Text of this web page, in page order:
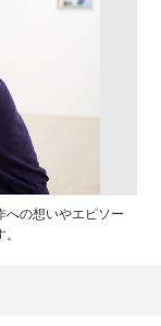
への想いやエピソー